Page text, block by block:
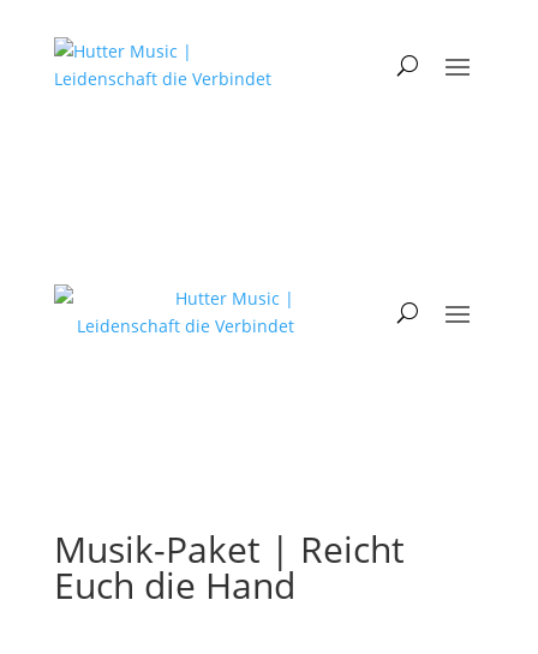
Musik-Paket | Reicht
Euch die Hand